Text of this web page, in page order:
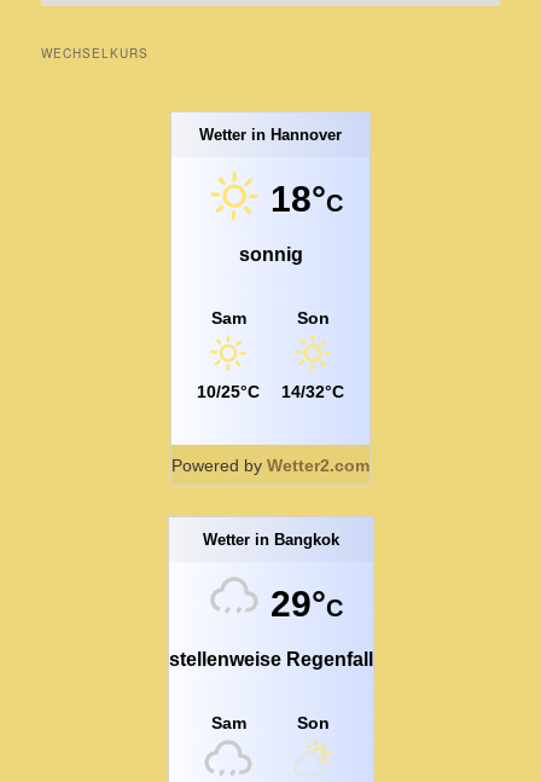
WECHSELKURS
Wetter in Hannover
18°C
sonnig
Sam
10/25°C
Son
14/32°C
Powered by Wetter2.com
Wetter in Bangkok
29°C
stellenweise Regenfall
Sam Son